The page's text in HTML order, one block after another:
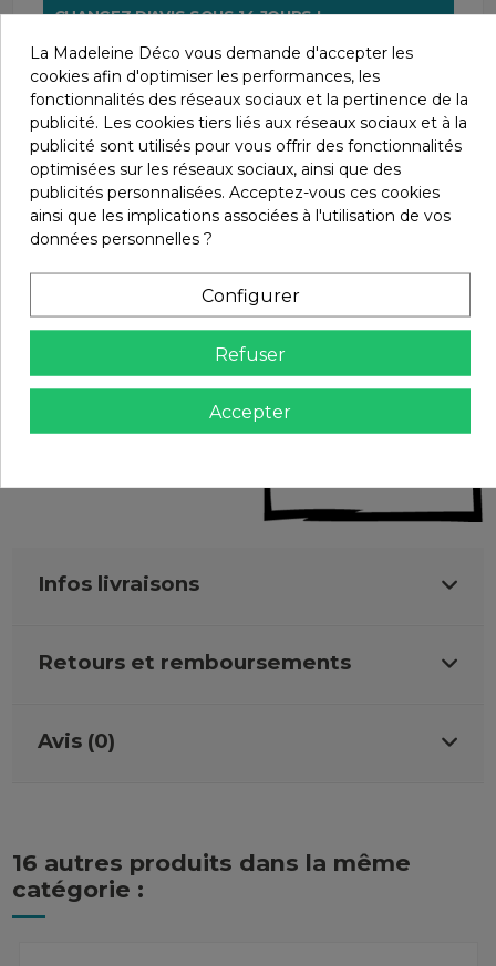
CHANGEZ D'AVIS SOUS 14 JOURS !
Détails du produit
Marque
En stock 2 Produits
Infos livraisons
Retours et remboursements
Avis (0)
16 autres produits dans la même
catégorie :
La Madeleine Déco vous demande d'accepter les
cookies afin d'optimiser les performances, les
fonctionnalités des réseaux sociaux et la pertinence de la
publicité. Les cookies tiers liés aux réseaux sociaux et à la
publicité sont utilisés pour vous offrir des fonctionnalités
optimisées sur les réseaux sociaux, ainsi que des
publicités personnalisées. Acceptez-vous ces cookies
ainsi que les implications associées à l'utilisation de vos
données personnelles ?
Configurer
Refuser
Accepter